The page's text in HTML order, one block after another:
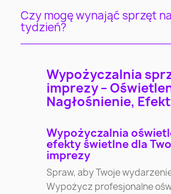
Czy mogę wynająć sprzęt
tydzień?
Wypożyczalnia
imprezy –
Nagłośnienie,
Wypożyczalnia
efekty świetlne dla
imprezy
Spraw, aby Twoje
Wypożycz profesjonalne